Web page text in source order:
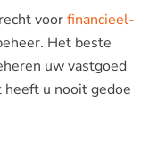
voorfinancieel-
Het beste
uw vastgoed
heeft u nooit gedoe